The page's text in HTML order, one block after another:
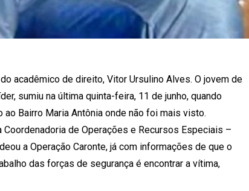
acadêmico de direito, Vitor Ursulino Alves. O jovem de
sumiu na última quinta-feira, 11 de junho, quando
Bairro Maria Antônia onde não foi mais visto.
de Operações e Recursos Especiais –
a Operação Caronte, já com informações de que o
das forças de segurança é encontrar a vítima,